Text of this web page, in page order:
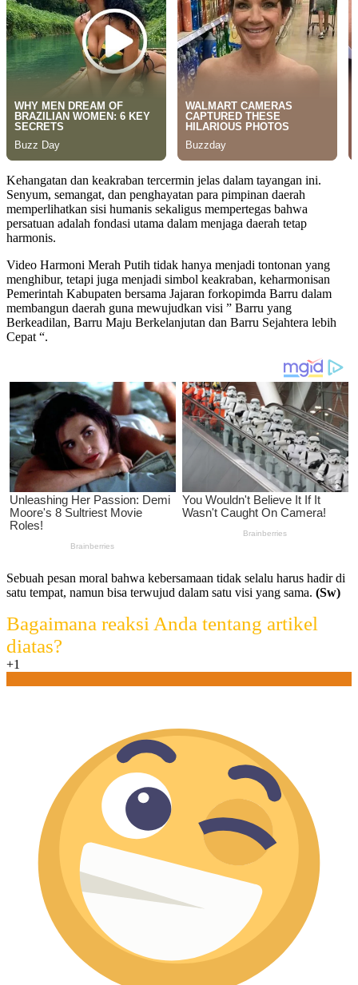
Kehangatan dan keakraban tercermin jelas dalam tayangan ini.
Senyum, semangat, dan penghayatan para pimpinan daerah
memperlihatkan sisi humanis sekaligus mempertegas bahwa
persatuan adalah fondasi utama dalam menjaga daerah tetap
harmonis.
Video Harmoni Merah Putih tidak hanya menjadi tontonan yang
menghibur, tetapi juga menjadi simbol keakraban, keharmonisan
Pemerintah Kabupaten bersama Jajaran forkopimda Barru dalam
membangun daerah guna mewujudkan visi ” Barru yang
Berkeadilan, Barru Maju Berkelanjutan dan Barru Sejahtera lebih
Cepat “.
Sebuah pesan moral bahwa kebersamaan tidak selalu harus hadir di
satu tempat, namun bisa terwujud dalam satu visi yang sama. (Sw)
Bagaimana reaksi Anda tentang artikel
diatas?
+1